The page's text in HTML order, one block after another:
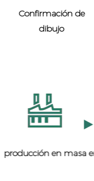
Confirmación de
dibujo
producción en masa